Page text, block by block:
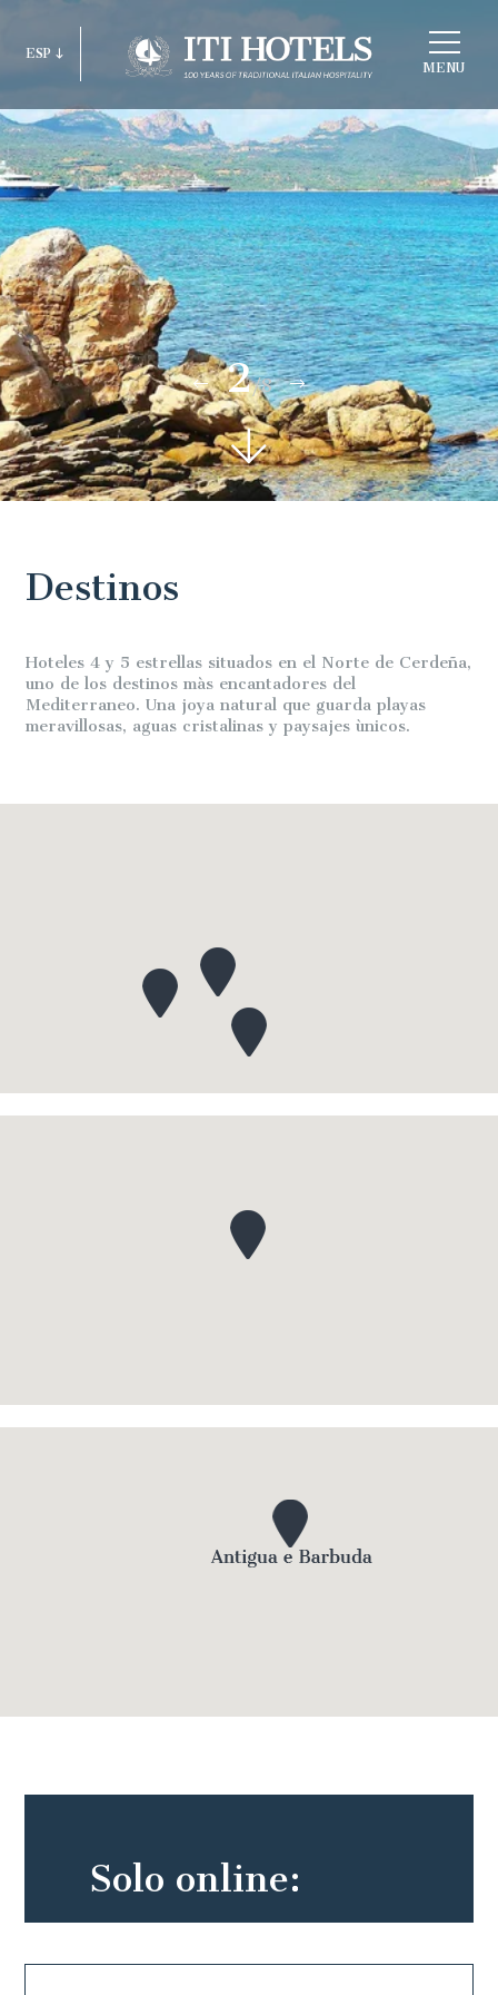
MENU
ESP
ITA
ENG
FRA
DEU
ESP
RUS
ELEGIR
ESTRUCTURA
2/8
Destinos
Hoteles 4 y 5 estrellas situados en el Norte de Cerdeña,
uno de los destinos màs encantadores del
Mediterraneo. Una joya natural que guarda playas
meravillosas, aguas cristalinas y paysajes ùnicos.
Solo online: